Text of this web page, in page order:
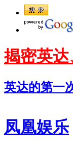
揭密英
英达的第一
凤凰娱乐